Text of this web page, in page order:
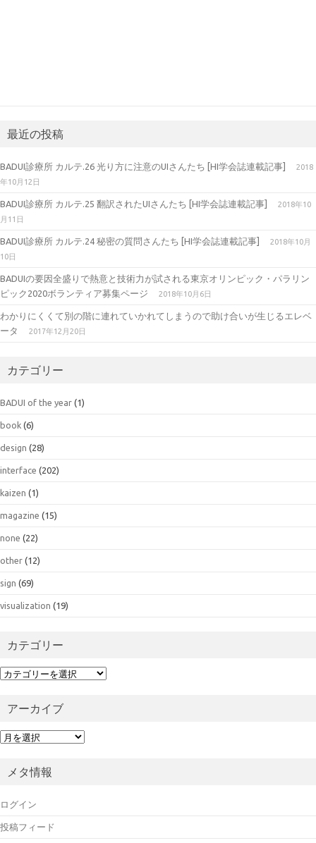
最近の投稿
BADUI診療所 カルテ.26 光り方に注意のUIさんたち [HI学会誌連載記事]
2018
年10月12日
BADUI診療所 カルテ.25 翻訳されたUIさんたち [HI学会誌連載記事]
2018年10
月11日
BADUI診療所 カルテ.24 秘密の質問さんたち [HI学会誌連載記事]
2018年10月
10日
BADUIの要因全盛りで熱意と技術力が試される東京オリンピック・パラリン
ピック2020ボランティア募集ページ
2018年10月6日
わかりにくくて別の階に連れていかれてしまうので助け合いが生じるエレベ
ータ
2017年12月20日
カテゴリー
BADUI of the year (1)
book (6)
design (28)
interface (202)
kaizen (1)
magazine (15)
none (22)
other (12)
sign (69)
visualization (19)
カテゴリー
カ
アーカイブ
ア
イメタ情報
ログイン
投稿フィード